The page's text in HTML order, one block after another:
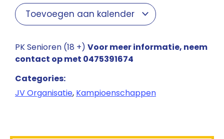
PK Senioren (18 +) Voor meer informatie, neem
contact op met 0475391674
Categories:
JV Organisatie, Kampioenschappen
Toevoegen aan kalender